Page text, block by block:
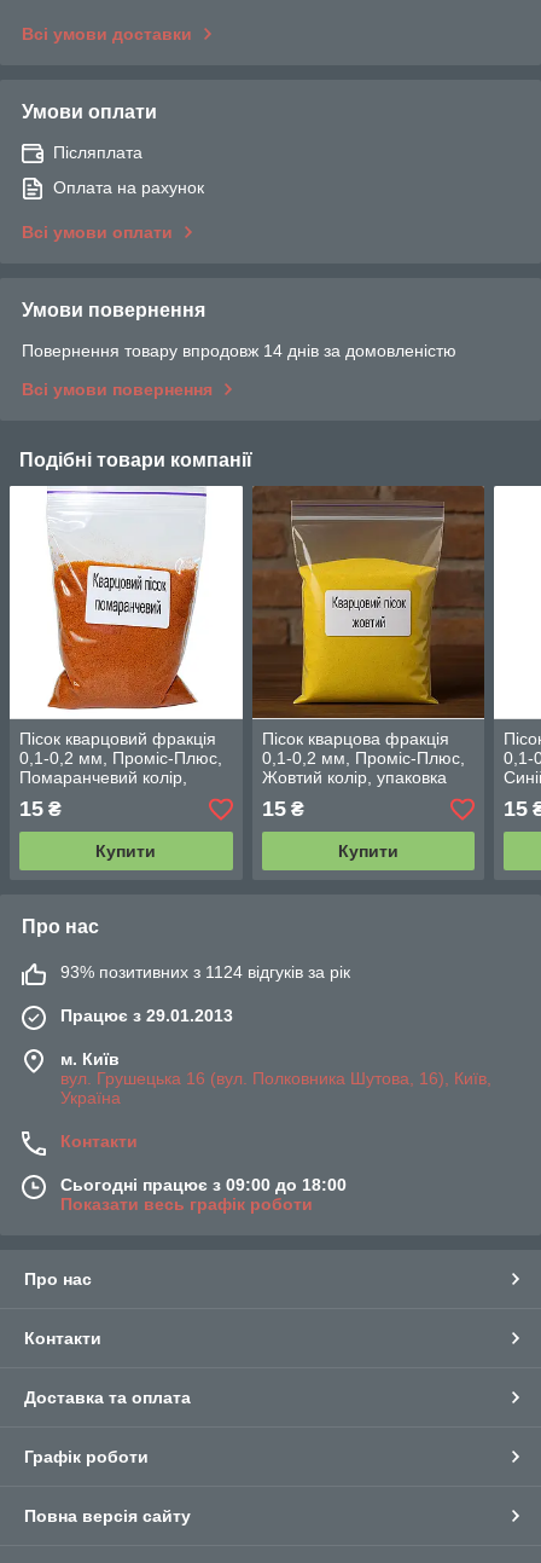
Всі умови доставки
Умови оплати
Післяплата
Оплата на рахунок
Всі умови оплати
Умови повернення
Повернення товару впродовж 14 днів за домовленістю
Всі умови повернення
Подібні товари компанії
Пісок кварцовий фракція
0,1-0,2 мм, Проміс-Плюс,
Помаранчевий колір,
упаковка 150 г
15 ₴
Купити
Пісок кварцова фракція
0,1-0,2 мм, Проміс-Плюс,
Жовтий колір, упаковка
150 г
15₴
Купити
0,1-
г
15
Про нас
93% позитивних з 1124 відгуків за рік
Працює з 29.01.2013
м. Київ
вул. Грушецька 16 (вул. Полковника Шутова, 16), Київ,
Україна
Контакти
Сьогодні працює з 09:00 до 18:00
Показати весь графік роботи
Про нас
Контакти
Доставка та оплата
Графік роботи
Повна версія сайту